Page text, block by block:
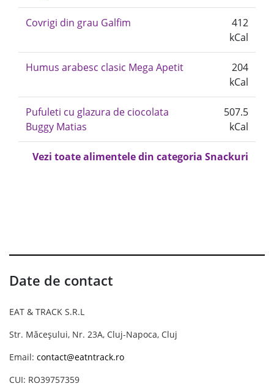
Covrigi din grau Galfim
412
kCal
Humus arabesc clasic Mega Apetit
204
kCal
Pufuleti cu glazura de ciocolata
Buggy Matias
507.5
kCal
Vezi toate alimentele din categoria Snackuri
Date de contact
EAT & TRACK S.R.L
Str. Măceșului, Nr. 23A, Cluj-Napoca, Cluj
Email: contact@eatntrack.ro
CUI: RO39757359